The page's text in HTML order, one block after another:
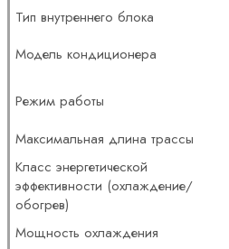
Тип внутреннего блока
Модель кондиционера
Режим работы
Максимальная длина трассы
Класс энергетической
эффективности (охлаждение/
обогрев)
Мощность охлаждения